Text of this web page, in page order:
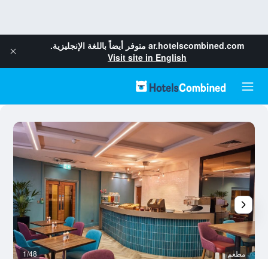
ar.hotelscombined.com متوفر أيضاً باللغة الإنجليزية.
Visit site in English
مطعم 1/48